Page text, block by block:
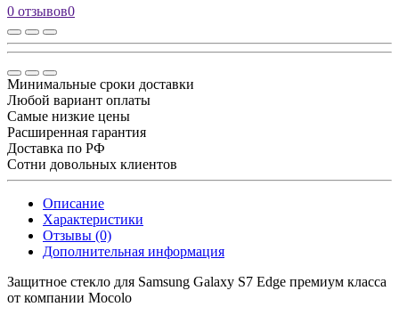
0 отзывов0
Минимальные сроки доставки
Любой вариант оплаты
Самые низкие цены
Расширенная гарантия
Доставка по РФ
Сотни довольных клиентов
Описание
Характеристики
Отзывы (0)
Дополнительная информация
Защитное стекло для Samsung Galaxy S7 Edge премиум класса
от компании Mocolo